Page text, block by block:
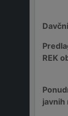
REK
javnih